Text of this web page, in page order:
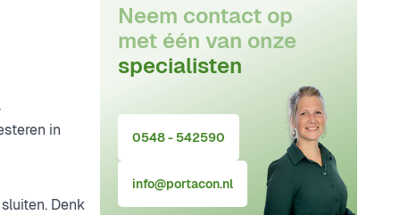
in
Denk
Neem contact op
met één van onze
specialisten
0548 - 542590
info@portacon.nl